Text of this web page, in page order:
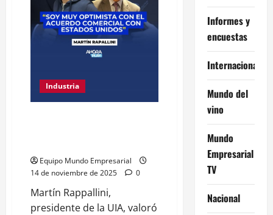
Industria
Equipo Mundo Empresarial
14 de noviembre de 2025
0
Martín Rappallini,
presidente de la UIA, valoró
Informes y
encuestas
Internacional
Mundo del
vino
Mundo
Empresarial
TV
Nacional